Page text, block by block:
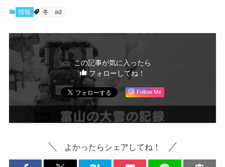
情報 冬 ad
この記事が気に入ったら
フォローしてね！
Follow Me
よかったらシェアしてね！